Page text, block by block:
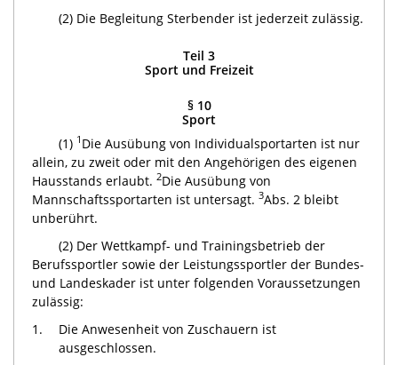
(2) Die Begleitung Sterbender ist jederzeit zulässig.
Teil 3
Sport und Freizeit
§ 10
Sport
(1) 1 Die Ausübung von Individualsportarten ist nur
allein, zu zweit oder mit den Angehörigen des eigenen
Hausstands erlaubt. 2Die Ausübung von
Mannschaftssportarten ist untersagt. 3Abs. 2 bleibt
unberührt.
(2) Der Wettkampf- und Trainingsbetrieb der
Berufssportler sowie der Leistungssportler der Bundes-
und Landeskader ist unter folgenden Voraussetzungen
zulässig:
1.
Die Anwesenheit von Zuschauern ist
ausgeschlossen.